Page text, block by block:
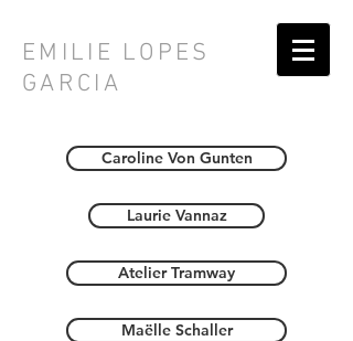
EMILIE LOPES
GARCIA
Caroline Von Gunten
Laurie Vannaz
Atelier Tramway
Maëlle Schaller